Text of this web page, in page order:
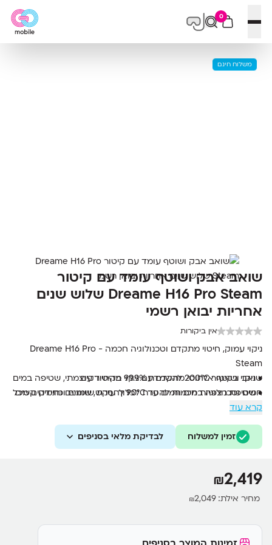
פתח תפריט
0
משלוח חינם
שואב אבק ושוטף עומד עם קיטור
Dreame H16 Pro Steam שלוש שנים
אחריות יבואן רשמי
אין ביקורות
ניקוי עמוק, חיטוי מתקדם וטכנולוגיה חכמה - Dreame H16 Pro
Steam
שואב ושוטף אלחוטי מתקדם עם ניקוי בקיטור עוצמתי, שטיפה במים
חמים וטכנולוגיות חכמות להסרת לכלוך עיקש, שומנים וחיידקים מכל
סוגי הרצפות.
• ניקוי בקיטור 200°C להשמדת 99.9% מהחיידקים
• שטיפת רצפה במים חמים עד 90°C להסרת שומנים וכתמים קשים
• עוצמת שאיבה חזקה במיוחד של 28,000Pa
• מערכת AI-GapFree™ 2.0 לניקוי מדויק בפינות ובקצוות
• מברשת TangleCut™ לחיתוך שיער ושערות חיות מחמד
• זמן עבודה עד 72 דקות לניקוי הבית כולו
קרא עוד
זמין למשלוח לבדיקת מלאי בסניפים
₪2,419
מחיר אילת: ₪2,049